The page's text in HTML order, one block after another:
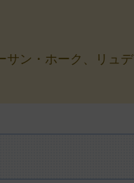
サン・ホーク、リュデ